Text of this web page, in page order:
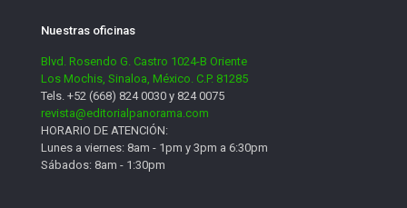
Nuestras oficinas
Blvd. Rosendo G. Castro 1024-B Oriente
Los Mochis, Sinaloa, México. C.P. 81285
Tels. +52 (668) 824 0030 y 824 0075
revista@editorialpanorama.com
HORARIO DE ATENCIÓN:
Lunes a viernes: 8am - 1pm y 3pm a 6:30pm
Sábados: 8am - 1:30pm